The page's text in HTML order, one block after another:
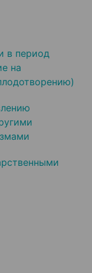
в период
на